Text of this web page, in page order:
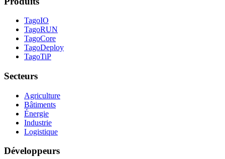
TagoIO
TagoRUN
TagoCore
TagoDeploy
TagoTiP
Secteurs
Agriculture
Bâtiments
Énergie
Industrie
Logistique
Développeurs